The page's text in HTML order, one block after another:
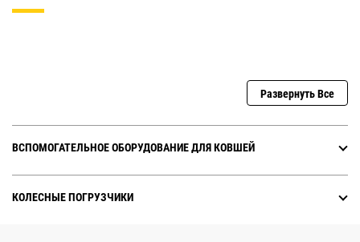
Развернуть Все
ВСПОМОГАТЕЛЬНОЕ ОБОРУДОВАНИЕ ДЛЯ КОВШЕЙ
КОЛЕСНЫЕ ПОГРУЗЧИКИ